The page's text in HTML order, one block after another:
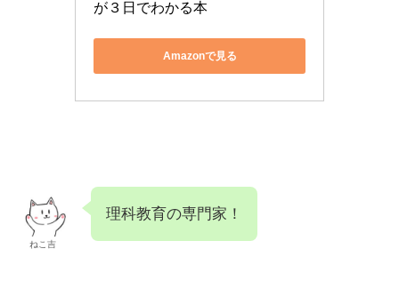
が３日でわかる本
Amazonで見る
ねこ吉
理科教育の専門家！